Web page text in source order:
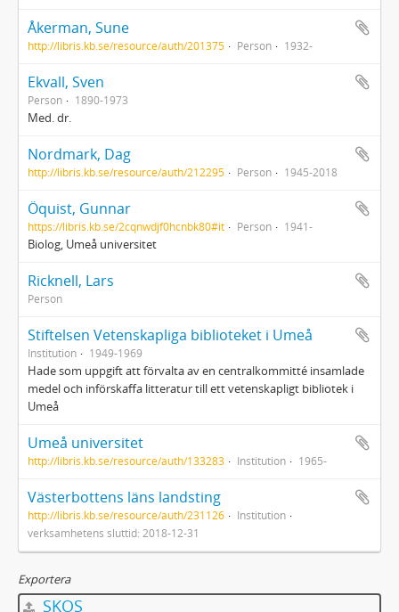
Åkerman, Sune
http://libris.kb.se/resource/auth/201375 Person 1932-
Ekvall, Sven
Person 1890-1973
Med. dr.
Nordmark, Dag
http://libris.kb.se/resource/auth/212295 Person 1945-2018
Öquist, Gunnar
https://libris.kb.se/2cqnwdjf0hcnbk80#it Person 1941-
Biolog, Umeå universitet
Ricknell, Lars
Person
Stiftelsen Vetenskapliga biblioteket i Umeå
Institution 1949-1969
Hade som uppgift att förvalta av en centralkommitté insamlade
medel och införskaffa litteratur till ett vetenskapligt bibliotek i
Umeå
Umeå universitet
http://libris.kb.se/resource/auth/133283 Institution 1965-
Västerbottens läns landsting
http://libris.kb.se/resource/auth/231126
Institution
verksamhetens sluttid: 2018-12-31
Exportera
SKOS